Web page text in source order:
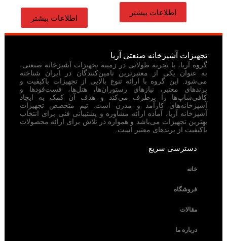
اطلاعات بیشتر
اطلاعات بیشتر
تجهیزات آشپزخانه صنعتی آریا
گروه آریا، با تجربه طولانی در زمینه تجهیزات آشپزخانه صنعتی،
به عنوان یکی از معتبرترین تامین‌کنندگان در ایران شناخته
می‌شود. این گروه با ارائه تنوع بالایی از تجهیزات باکیفیت و
برندهای معتبر، نیازهای رستوران‌ها، هتل‌ها، فست‌فودها و
کافی‌شاپ‌ها را برطرف می‌کند و هدف آن کمک به ایجاد
آشپزخانه‌های کارآمد و مدرن است. تیم متخصص تجهیزات
آشپزخانه آریا، آماده ارائه مشاوره و پشتیبانی فنی برای انتخاب
بهترین تجهیزات می‌باشد و همواره در تلاش برای ارائه محصولات
باکیفیت از برندهای معتبر است.
دسترسی سریع
خانه
فروشگاه
مقالات
درباره ما